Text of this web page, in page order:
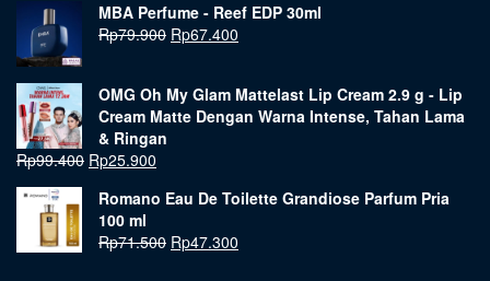
MBA Perfume - Reef EDP 30ml
Rp79.900 Rp67.400
OMG Oh My Glam Mattelast Lip Cream 2.9 g - Lip
Cream Matte Dengan Warna Intense, Tahan Lama
& Ringan
Rp99.400 Rp25.900
Romano Eau De Toilette Grandiose Parfum Pria
100 ml
Rp71.500 Rp47.300